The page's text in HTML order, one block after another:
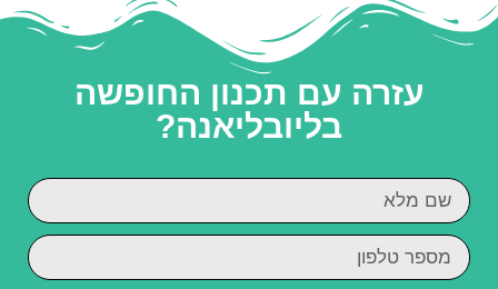
עזרה עם תכנון החופשה
בליובליאנה?